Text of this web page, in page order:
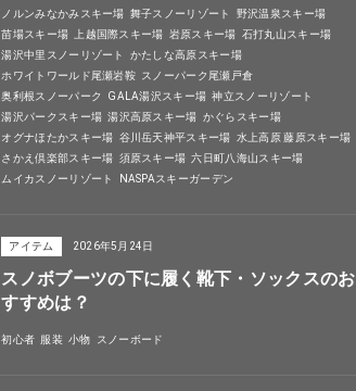
ノルンみなかみスキー場 舞子スノーリゾート
野沢温泉スキー場
苗場スキー場
上越国際スキー場 岩原スキー場 石打丸山スキー場
湯沢中里スノーリゾート
かたしな高原スキー場
ホワイトワールド尾瀬岩鞍 スノーパーク尾瀬戸倉
奥利根スノーパーク
GALA湯沢スキー場 神立スノーリゾート
湯沢パークスキー場 湯沢高原スキー場 かぐらスキー場
オグナほたかスキー場 谷川岳天神平スキー場 水上高原 藤原スキー場
さかえ倶楽部スキー場 須原スキー場 六日町八海山スキー場
ムイカスノーリゾート
NASPAスキーガーデン
アイテム 2026年5月24日
スノボブーツの下に履く靴下・ソックスのお
すすめは？
初心者 服装 小物 スノーボード